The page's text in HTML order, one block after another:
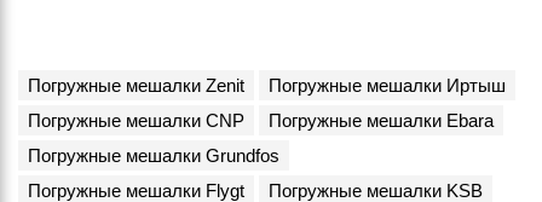
Погружные мешалки Zenit
Погружные мешалки Иртыш
Погружные мешалки CNP
Погружные мешалки Ebara
Погружные мешалки Grundfos
Погружные мешалки Flygt
Погружные мешалки KSB